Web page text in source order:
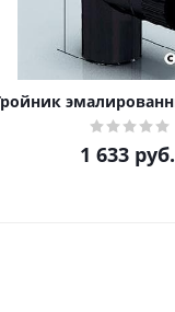
1 633руб.